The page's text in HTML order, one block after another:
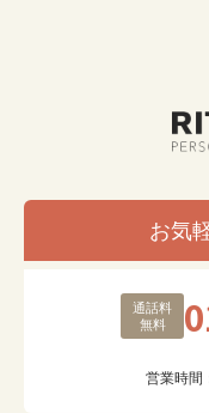
お気
通話料
無料
営業時間